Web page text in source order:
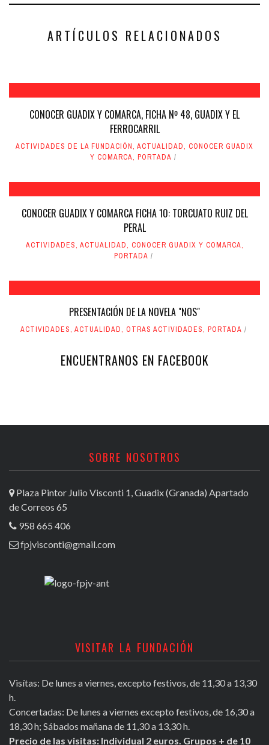
en en
ARTÍCULOS RELACIONADOS
CONOCER GUADIX Y COMARCA, FICHA Nº 48, GUADIX Y EL
FERROCARRIL
ACTIVIDADES DE LA FUNDACIÓN, ACTUALIDAD, CONOCER GUADIX
Y COMARCA, PORTADA
CONOCER GUADIX Y COMARCA FICHA 10: TORCUATO RUIZ DEL
PERAL
ACTIVIDADES, ACTUALIDAD, CONOCER GUADIX Y COMARCA,
PORTADA
PRESENTACIÓN DE LA NOVELA "NOS"
ACTIVIDADES, ACTUALIDAD, OTRAS ACTIVIDADES, PORTADA
ENCUENTRANOS EN FACEBOOK
SOBRE NOSOTROS
Plaza Pintor Julio Visconti 1, Guadix (Granada) Apartado
de Correos 65
958 665 406
fpjvisconti@gmail.com
VISITAR LA FUNDACIÓN
Visítas: De lunes a viernes, excepto festivos, de 11,30 a 13,30
h.
Concertadas: De lunes a viernes excepto festivos, de 16,30 a
18,30 h; Sábados mañana de 11,30 a 13,30 h.
Precio de las visitas: Individual 2 euros. Grupos + de 10